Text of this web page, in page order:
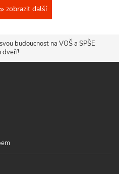
zobrazit další
budoucnost na VOŠ a SPŠE
dveří!